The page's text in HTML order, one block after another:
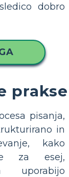
dobro
prakse
pisanja,
in
kako
za esej,
uporabijo